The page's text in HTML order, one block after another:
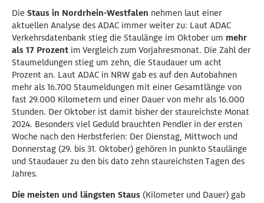
Die Staus in Nordrhein-Westfalen nehmen laut einer
aktuellen Analyse des ADAC immer weiter zu: Laut ADAC
Verkehrsdatenbank stieg die Staulänge im Oktober um mehr
als 17 Prozent im Vergleich zum Vorjahresmonat. Die Zahl der
Staumeldungen stieg um zehn, die Staudauer um acht
Prozent an. Laut ADAC in NRW gab es auf den Autobahnen
mehr als 16.700 Staumeldungen mit einer Gesamtlänge von
fast 29.000 Kilometern und einer Dauer von mehr als 16.000
Stunden. Der Oktober ist damit bisher der staureichste Monat
2024. Besonders viel Geduld brauchten Pendler in der ersten
Woche nach den Herbstferien: Der Dienstag, Mittwoch und
Donnerstag (29. bis 31. Oktober) gehören in punkto Staulänge
und Staudauer zu den bis dato zehn staureichsten Tagen des
Jahres.
Die meisten und längsten Staus (Kilometer und Dauer) gab